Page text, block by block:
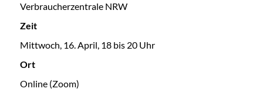
Verbraucherzentrale NRW
Zeit
Mittwoch, 16. April, 18 bis 20 Uhr
Ort
Online (Zoom)